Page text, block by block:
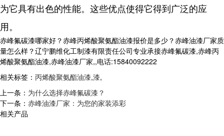
为它具有出色的性能。这些优点使得它得到广泛的应
用。
赤峰氟碳漆哪家好？赤峰丙烯酸聚氨酯油漆报价是多少？赤峰油漆厂家质
量怎么样？辽宁鹏维化工制漆有限责任公司专业承接赤峰氟碳漆,赤峰丙
烯酸聚氨酯油漆,赤峰油漆厂家,,电话:15840092222
相关标签： 丙烯酸聚氨酯油漆,漆,
上一条： 为什么选择赤峰氟碳漆？
下一条： 赤峰油漆厂家：为您的家装添彩
相关产品